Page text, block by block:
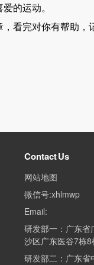
的运动。
看完对你有帮助，
Contact Us
网站地图
微信号:xhlmwp
Email:
研发部一：广东省
沙区广东医谷7栋8
研发部二：广东省